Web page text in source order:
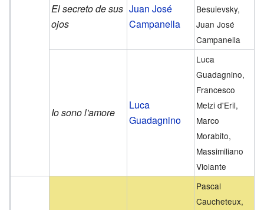
El secreto de sus
ojos
Juan José
Campanella
Besuievsky,
Juan José
Campanella
Io sono l'amore
Luca
Guadagnino
Luca
Guadagnino,
Francesco
Melzi d'Eril,
Marco
Morabito,
Massimiliano
Violante
Pascal
Caucheteux,